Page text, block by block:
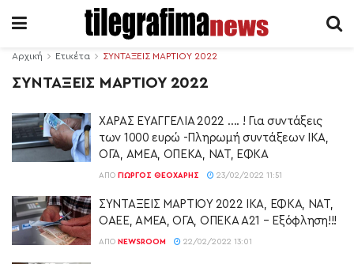
Αρχική Ετικέτα ΣΥΝΤΑΞΕΙΣ ΜΑΡΤΙΟΥ 2022
ΣΥΝΤΑΞΕΙΣ ΜΑΡΤΙΟΥ 2022
ΧΑΡΑΣ ΕΥΑΓΓΕΛΙΑ 2022 …. ! Για συντάξεις
των 1000 ευρώ -Πληρωμή συντάξεων ΙΚΑ,
ΟΓΑ, ΑΜΕΑ, ΟΠΕΚΑ, ΝΑΤ, ΕΦΚΑ
ΑΠΌ ΓΙΏΡΓΟΣ ΘΕΟΧΆΡΗΣ 23/02/2022 11:51
ΣΥΝΤΑΞΕΙΣ ΜΑΡΤΙΟΥ 2022 ΙΚΑ, ΕΦΚΑ, ΝΑΤ,
ΟΑΕΕ, ΑΜΕΑ, ΟΓΑ, ΟΠΕΚΑ Α21 – Εξόφληση!!!
ΑΠΌ NEWSROOM 22/02/2022 13:01